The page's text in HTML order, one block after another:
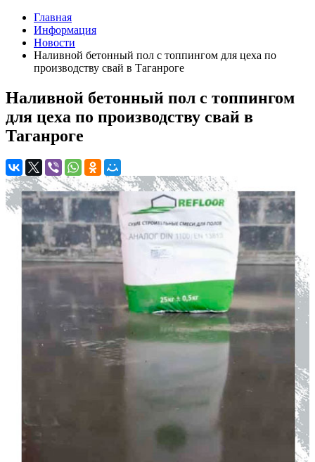
Главная
Информация
Новости
Наливной бетонный пол с топпингом для цеха по
производству свай в Таганроге
Наливной бетонный пол с топпингом
для цеха по производству свай в
Таганроге